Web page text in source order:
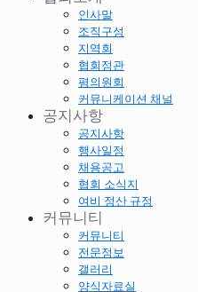
인사말
조직구성
지역회
협회정관
평의원회
커뮤니케이션 채널
공지사항
공지사항
행사일정
채용공고
협회 소식지
여비 정산 규정
커뮤니티
커뮤니티
전문정보
갤러리
양식자료실